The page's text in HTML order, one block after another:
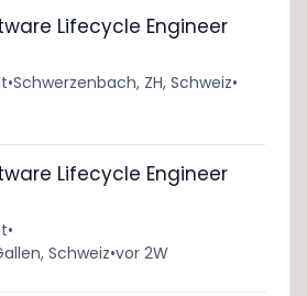
Lifecycle Engineer
•Schwerzenbach, ZH, Schweiz•
Lifecycle Engineer
•
Schweiz•vor 2W